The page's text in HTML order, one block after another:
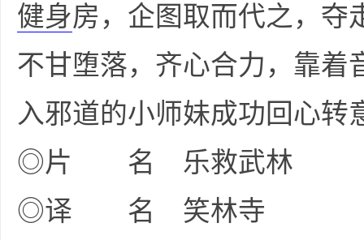
健身房，企图取而代之，夺
不甘堕落，齐心合力，靠着
入邪道的小师妹成功回心转
◎片 名 乐救武林
◎译 名 笑林寺